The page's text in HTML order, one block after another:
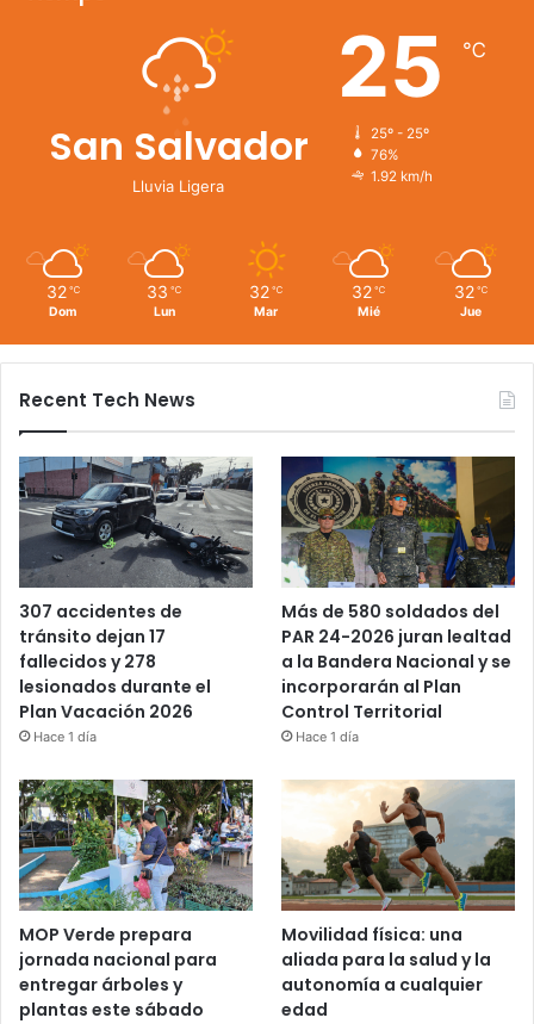
San Salvador
Lluvia Ligera
25 ℃
25º - 25º
76%
1.92 km/h
32 ℃
Dom
33 ℃
Lun
32 ℃
Mar
32 ℃
Mié
32 ℃
Jue
Recent Tech News
307 accidentes de
tránsito dejan 17
fallecidos y 278
lesionados durante el
Plan Vacación 2026
Hace 1 día
Más de 580 soldados del
PAR 24-2026 juran lealtad
a la Bandera Nacional y se
incorporarán al Plan
Control Territorial
Hace 1 día
MOP Verde prepara
jornada nacional para
entregar árboles y
plantas este sábado
Movilidad física: una
aliada para la salud y la
autonomía a cualquier
edad